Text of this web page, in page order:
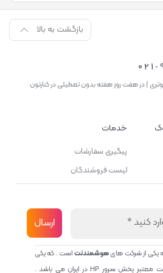
بازگشت به بالا
021-
| در هفت روز هفته بدون تعطیلی در کنارتون
خدمات
پیگیری سفارشات
لیست فروشندگان
یکی از شرکت هایهوشمندنتاست . که یکی
شناخته ترین و یکی از شرکت معتبر پخش سرور HP در ایران می باشد .